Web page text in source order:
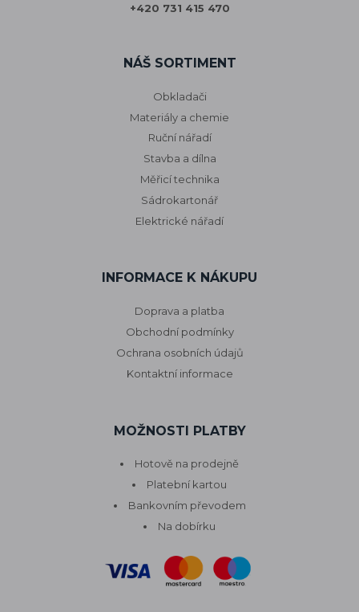
+420 731 415 470
NÁŠ SORTIMENT
Obkladači
Materiály a chemie
Ruční nářadí
Stavba a dílna
Měřicí technika
Sádrokartonář
Elektrické nářadí
INFORMACE K NÁKUPU
Doprava a platba
Obchodní podmínky
Ochrana osobních údajů
Kontaktní informace
MOŽNOSTI PLATBY
Hotově na prodejně
Platební kartou
Bankovním převodem
Na dobírku